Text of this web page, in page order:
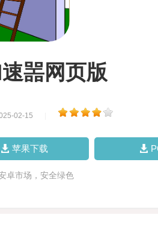
噐网页版
02-15
苹果下载
卓市场，安全绿色